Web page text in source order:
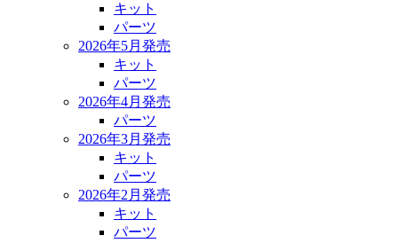
キット
パーツ
2026年5月発売
キット
パーツ
2026年4月発売
パーツ
2026年3月発売
キット
パーツ
2026年2月発売
キット
パーツ